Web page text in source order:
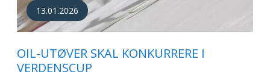
13.01.2026
OIL-UTØVER SKAL KONKURRERE I
VERDENSCUP